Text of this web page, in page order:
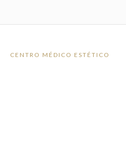
CENTRO MÉDICO ESTÉTICO